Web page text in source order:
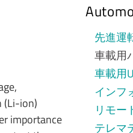
(Li-ion)
importance
先進運
車載用
車載用
インフ
リモー
テレマ